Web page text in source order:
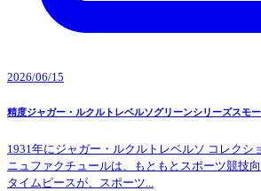
2026/06/15
精度ジャガー・ルクルトレベルソグリーンシリーズスモ
1931年にジャガー・ルクルトレベルソ コレクシ
ニュファクチュールは、もともとスポーツ競技
タイムピースが、スポーツ...